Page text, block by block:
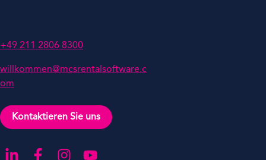
+49 211 2806 8300
willkommen@mcsrentalsoftware.c
om
Kontaktieren Sie uns
Gehen Sie zu unserer LinkedIn-Seite
Gehen Sie zu unserer Facebook-Seite
Gehen Sie zu unserer Instagram-Seite
Gehen Sie zu unserer YouTube-Seite